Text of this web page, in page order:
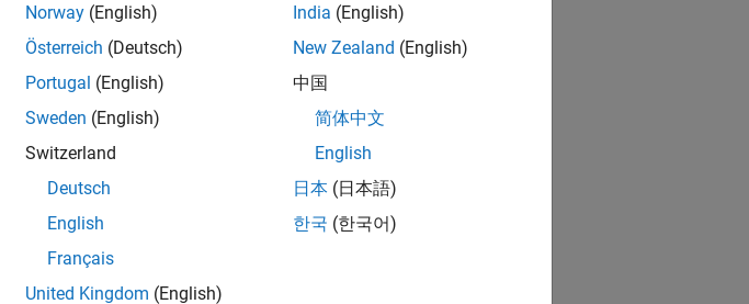
Norway (English)
Österreich (Deutsch)
Portugal (English)
Sweden (English)
Switzerland
Deutsch
English
Français
United Kingdom (English)
India (English)
New Zealand (English)
中国
简体中文
English
日本 (日本語)
한국 (한국어)